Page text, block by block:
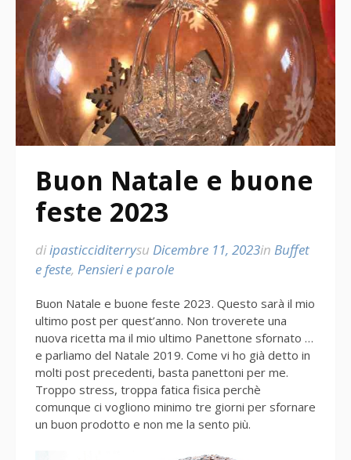
Buon Natale e buone
feste 2023
diipasticciditerrysu Dicembre 11, 2023in Buffet
e feste, Pensieri e parole
Buon Natale e buone feste 2023. Questo sarà il mio
ultimo post per quest’anno. Non troverete una
nuova ricetta ma il mio ultimo Panettone sfornato …
e parliamo del Natale 2019. Come vi ho già detto in
molti post precedenti, basta panettoni per me.
Troppo stress, troppa fatica fisica perchè
comunque ci vogliono minimo tre giorni per sfornare
un buon prodotto e non me la sento più.